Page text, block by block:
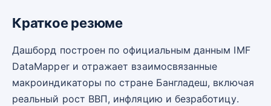
Краткое резюме
Дашборд построен по официальным данным IMF
DataMapper и отражает взаимосвязанные
макроиндикаторы по стране Бангладеш, включая
реальный рост ВВП, инфляцию и безработицу.